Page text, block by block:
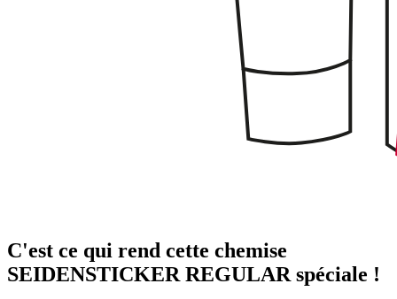
C'est ce qui rend cette chemise
SEIDENSTICKER REGULAR spéciale !